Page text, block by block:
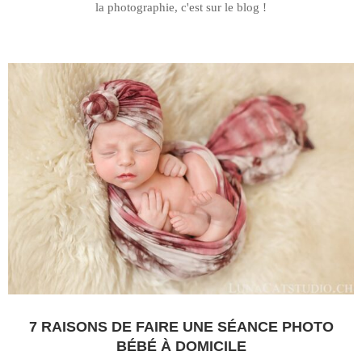
la photographie, c'est sur le blog !
7 RAISONS DE FAIRE UNE SÉANCE PHOTO
BÉBÉ À DOMICILE